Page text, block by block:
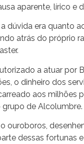
aparente, lírico e
dúvida era quanto
atrás do próprio
a atuar por
o dinheiro dos
aos milhões
grupo de Alcolumbre.
ouroboros,
dessas fortunas